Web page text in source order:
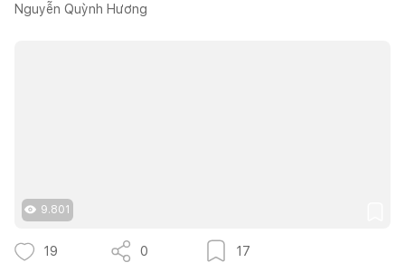
Nguyễn Quỳnh Hương
9.801
19 0 17